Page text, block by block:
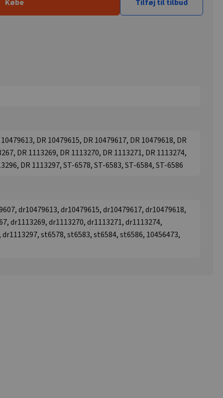
Købe Tilføj til tilbud
DR 10479615, DR 10479617, DR 10479618, DR
DR 1113269, DR 1113270, DR 1113271, DR 1113274,
DR 1113297, ST-6578, ST-6583, ST-6584, ST-6586
dr10479613, dr10479615, dr10479617, dr10479618,
dr1113269, dr1113270, dr1113271, dr1113274,
st6578, st6583, st6584, st6586, 10456473,